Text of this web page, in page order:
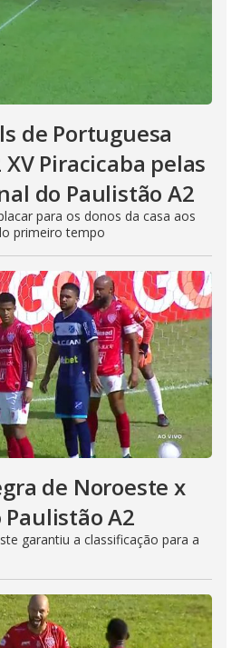
de Portuguesa
Piracicaba pelas
do Paulistão A2
para os donos da casa aos
primeiro tempo
de Noroeste x
A2
garantiu a classificação para a